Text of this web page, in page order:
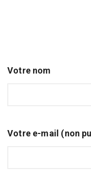
Votre nom
Votre e-mail (non